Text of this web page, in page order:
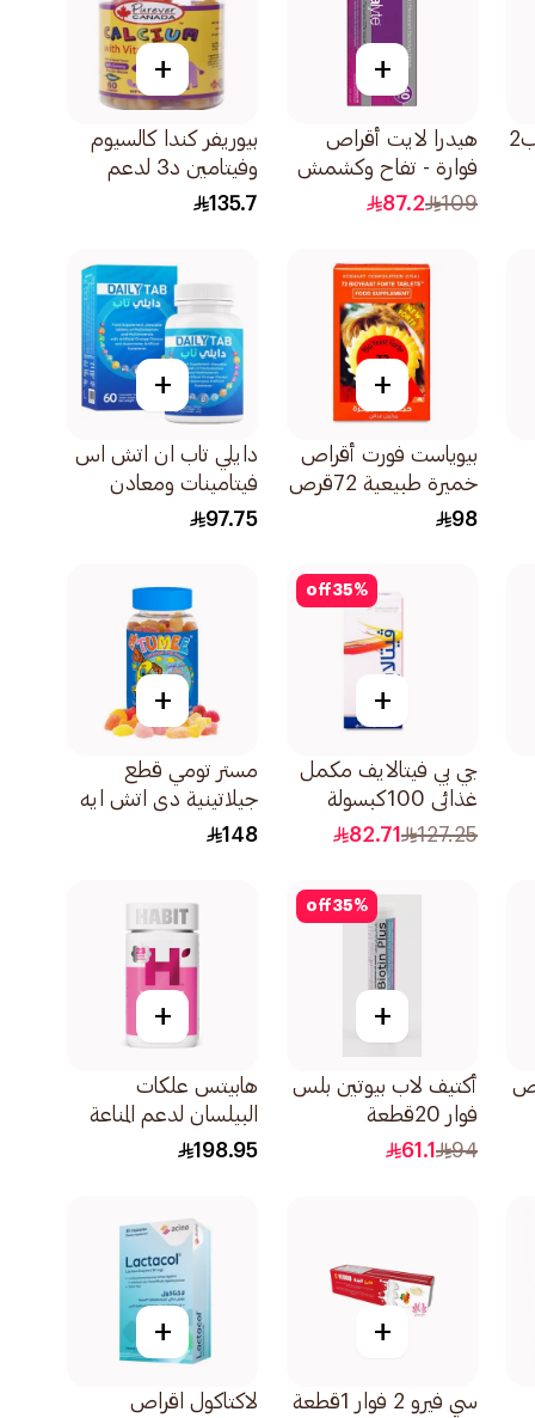
ريبوفلافين فيتامين ب2
+
هيدرا لايت أقراص
فوارة - تفاح وكشمش
أسود 40قطعة
109
87.2
+
بيوريفر كندا كالسيوم
وفيتامين د3 لدعم
عظام الأطفال
135.7
+
بيوياست فورت أقراص
خميرة طبيعية 72قرص
98
+
دايلي تاب ان اتش اس
فيتامينات ومعادن
متعددة 60قرص
97.75
35%
off
+
جي بي فيتالايف مكمل
غذائي 100كبسولة
127.25
82.71
+
مستر تومي قطع
جيلاتينية دي اتش ايه
148
35%
off
+
أكتيف لاب بيوتين بلس
فوار 20قطعة
94
61.1
+
هابيتس علكات
البيلسان لدعم المناعة
60قطعة
198.95
+
سي فيرو 2 فوار 1قطعة
+
لاكتاكول اقراص